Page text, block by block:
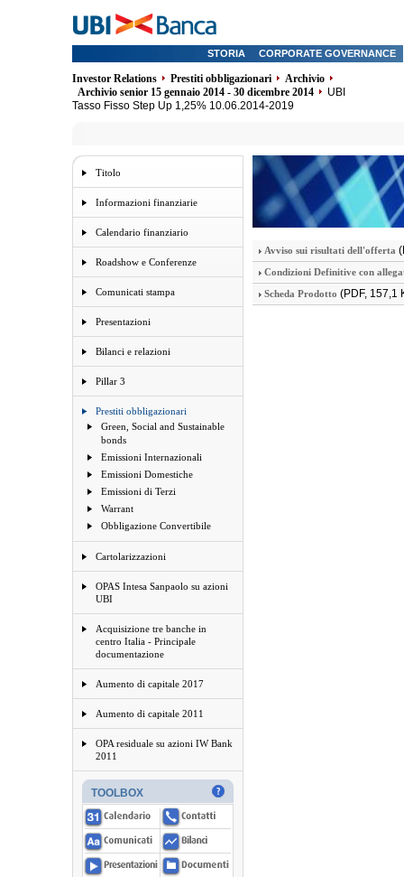
STORIA CORPORATE GOVERNANCE
Investor Relations Prestiti obbligazionari
Archivio
Archivio senior 15 gennaio 2014 - 30 dicembre 2014
UBI
Tasso Fisso Step Up 1,25% 10.06.2014-2019
Titolo
Informazioni finanziarie
Calendario finanziario
Roadshow e Conferenze
Comunicati stampa
Presentazioni
Bilanci e relazioni
Pillar 3
Prestiti obbligazionari
Green, Social and Sustainable
bonds
Emissioni Internazionali
Emissioni Domestiche
Emissioni di Terzi
Warrant
Obbligazione Convertibile
Cartolarizzazioni
OPAS Intesa Sanpaolo su azioni
UBI
Acquisizione tre banche in
centro Italia - Principale
documentazione
Aumento di capitale 2017
Aumento di capitale 2011
OPA residuale su azioni IW Bank
2011
TOOLBOX
Avviso sui risultati dell'offerta
Condizioni Definitive con
Scheda Prodotto (PDF, 157,1